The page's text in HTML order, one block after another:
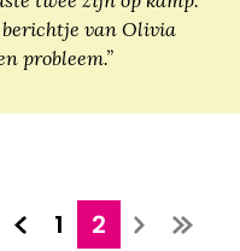
berichtje van Olivia
probleem.”
1 2